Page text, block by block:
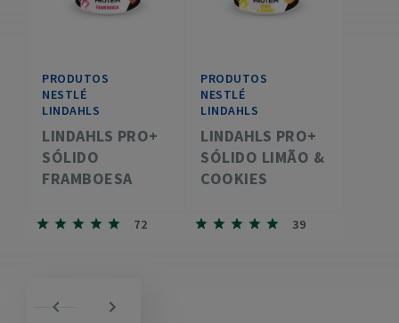
PRODUTOS
NESTLÉ
LINDAHLS
LINDAHLS PRO+
SÓLIDO
FRAMBOESA
72
PRODUTOS
NESTLÉ
LINDAHLS
LINDAHLS PRO+
SÓLIDO LIMÃO &
COOKIES
39